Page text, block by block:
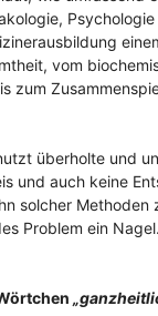
vom
zum
überholte und
und auch keine
solcher Methoden
Problem ein